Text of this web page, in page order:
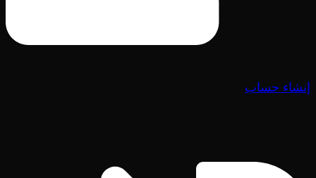
إنشاء حساب